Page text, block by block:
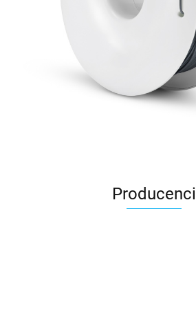
Producenci